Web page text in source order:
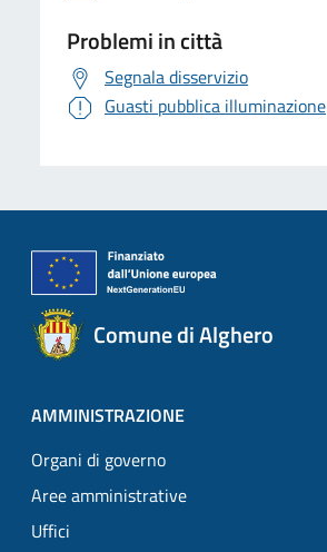
Problemi in città
Segnala disservizio
Guasti pubblica illuminazione
Comune di Alghero
AMMINISTRAZIONE
Organi di governo
Aree amministrative
Uffici